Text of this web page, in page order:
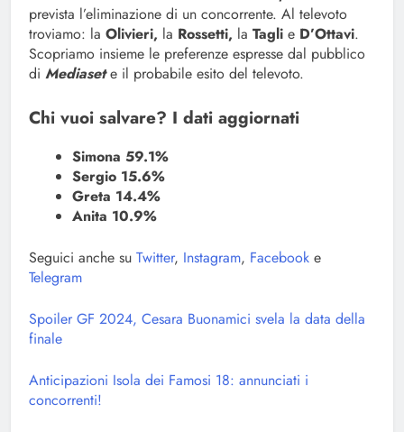
prevista l’eliminazione di un concorrente. Al televoto
troviamo: la Olivieri, la Rossetti, la Tagli e D’Ottavi.
Scopriamo insieme le preferenze espresse dal pubblico
di Mediasete il probabile esito del televoto.
Chi vuoi salvare? I dati aggiornati
Simona 59.1%
Sergio 15.6%
Greta 14.4%
Anita 10.9%
Seguici anche su Twitter, Instagram, Facebook e
Telegram
Spoiler GF 2024, Cesara Buonamici svela la data della
finale
Anticipazioni Isola dei Famosi 18: annunciati i
concorrenti!